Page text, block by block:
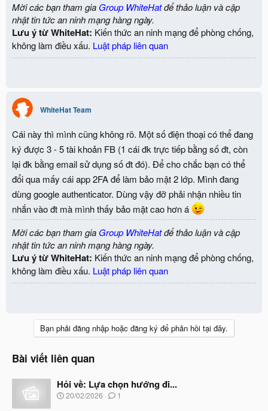
Mời các bạn tham gia Group WhiteHatđể thảo luận và cập
nhật tin tức an ninh mạng hàng ngày.
Lưu ý từ WhiteHat: Kiến thức an ninh mạng để phòng chống,
không làm điều xấu. Luật pháp liên quan
WhiteHat Team
Cái này thì mình cũng không rõ. Một số điện thoại có thể đang
ký được 3 - 5 tài khoản FB (1 cái đk trực tiếp bằng số đt, còn
lại đk bằng email sử dụng số đt đó). Để cho chắc bạn có thể
đổi qua mấy cái app 2FA để làm bảo mật 2 lớp. Mình đang
dùng google authenticator. Dùng vậy đỡ phải nhận nhiều tin
nhắn vào đt mà mình thấy bảo mật cao hơn á
Mời các bạn tham gia Group WhiteHatđể thảo luận và cập
nhật tin tức an ninh mạng hàng ngày.
Lưu ý từ WhiteHat: Kiến thức an ninh mạng để phòng chống,
không làm điều xấu. Luật pháp liên quan
Bạn phải đăng nhập hoặc đăng ký để phản hồi tại đây.
Bài viết liên quan
Hỏi về: Lựa chọn hướng đi...
N
20/02/2026 1